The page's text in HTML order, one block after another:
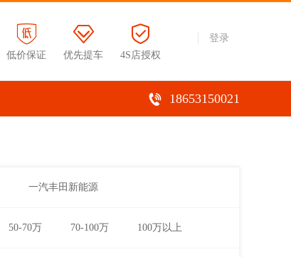
登录
低价保证
优先提车 4S店授权
18653150021
一汽丰田新能源
50-70万 70-100万 100万以上